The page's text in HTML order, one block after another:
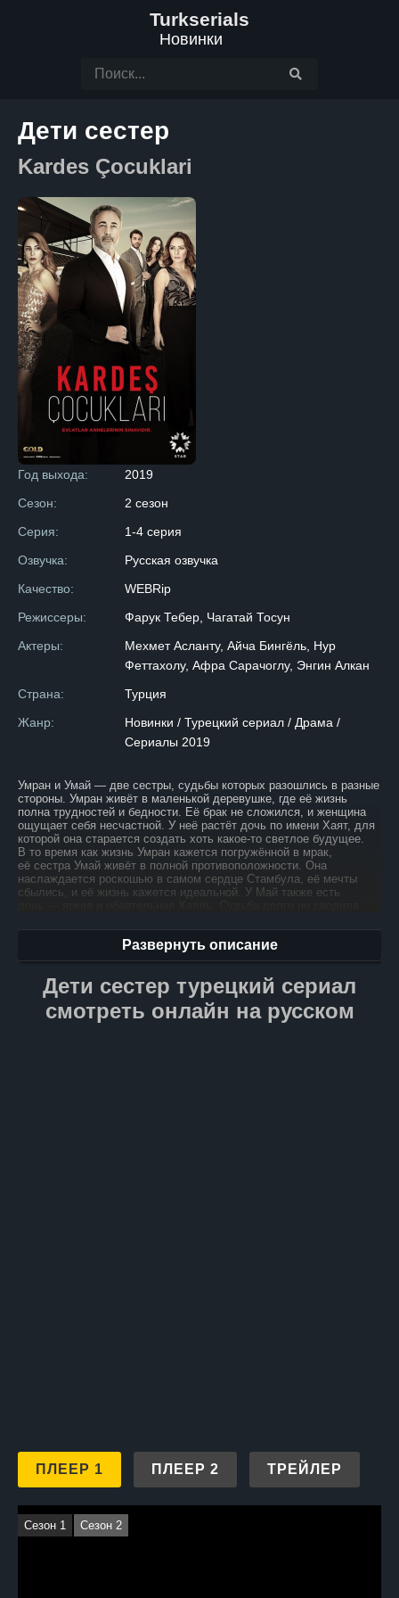
Turkserials
Новинки
Дети сестер
Kardes Çocuklari
Год выхода:
2019
Сезон:
2 сезон
Серия:
1-4 серия
Озвучка:
Русская озвучка
Качество:
WEBRip
Режиссеры:
Фарук Тебер, Чагатай Тосун
Актеры:
Мехмет Асланту, Айча Бингёль, Нур
Феттахолу, Афра Сарачоглу, Энгин Алкан
Страна:
Турция
Жанр:
Новинки / Турецкий сериал / Драма /
Сериалы 2019
Умран и Умай — две сестры, судьбы которых разошлись в разные
стороны. Умран живёт в маленькой деревушке, где её жизнь
полна трудностей и бедности. Её брак не сложился, и женщина
ощущает себя несчастной. У неё растёт дочь по имени Хаят, для
которой она старается создать хоть какое-то светлое будущее.
В то время как жизнь Умран кажется погружённой в мрак,
её сестра Умай живёт в полной противоположности. Она
наслаждается роскошью в самом сердце Стамбула, её мечты
сбылись, и её жизнь кажется идеальной. У Май также есть
происходит неожиданная встреча с двоюродной сестрой. Радость
от знакомства двух девушек вскоре обернётся началом череды
сложных и драматических событий. Хаяль и Хаят,
с непростыми испытаниями и эмоциональными потрясениями.
Их судьбы переплетаются, и ни одна из них уже не сможет
избежать изменений, которые эта встреча принесла в их жизни.
Развернуть описание
Дети сестер турецкий сериал
смотреть онлайн на русском
ПЛЕЕР 1 ПЛЕЕР 2 ТРЕЙЛЕР
Сезон 1 Сезон 2